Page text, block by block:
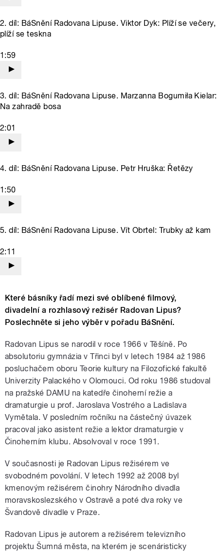
2. díl: BáSnění Radovana Lipuse. Viktor Dyk: Plíží se večery,
plíží se teskna
1:59
3. díl: BáSnění Radovana Lipuse. Marzanna Bogumiła Kielar:
Na zahradě bosa
2:01
4. díl: BáSnění Radovana Lipuse. Petr Hruška: Řetězy
1:50
5. díl: BáSnění Radovana Lipuse. Vít Obrtel: Trubky až kam
2:11
Které básníky řadí mezi své oblíbené filmový,
divadelní a rozhlasový režisér Radovan Lipus?
Poslechněte si jeho výběr v pořadu BáSnění.
Radovan Lipus se narodil v roce 1966 v Těšíně. Po
absolutoriu gymnázia v Třinci byl v letech 1984 až 1986
posluchačem oboru Teorie kultury na Filozofické fakultě
Univerzity Palackého v Olomouci. Od roku 1986 studoval
na pražské DAMU na katedře činoherní režie a
dramaturgie u prof. Jaroslava Vostrého a Ladislava
Vymětala. V posledním ročníku na částečný úvazek
pracoval jako asistent režie a lektor dramaturgie v
Činoherním klubu. Absolvoval v roce 1991.
V současnosti je Radovan Lipus režisérem ve
svobodném povolání. V letech 1992 až 2008 byl
kmenovým režisérem činohry Národního divadla
moravskoslezského v Ostravě a poté dva roky ve
Švandově divadle v Praze.
Radovan Lipus je autorem a režisérem televizního
projektu Šumná města, na kterém je scenáristicky